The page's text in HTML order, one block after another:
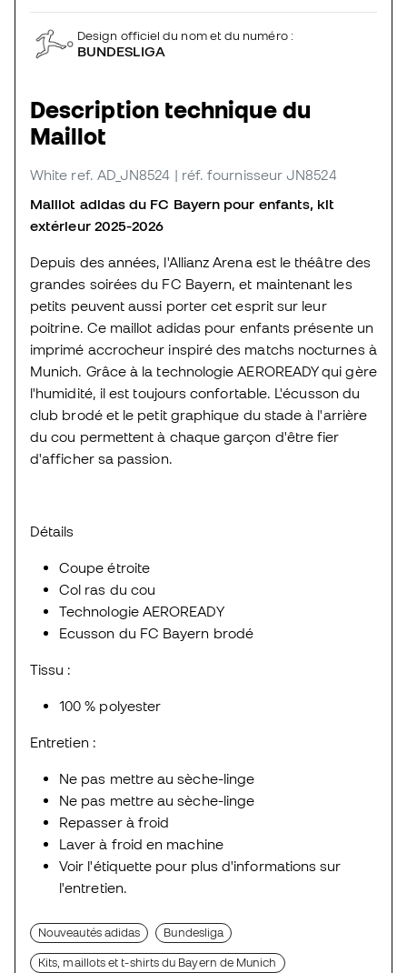
Design officiel du nom et du numéro :
BUNDESLIGA
Description technique du
Maillot
White ref. AD_JN8524 | réf. fournisseur JN8524
Maillot adidas du FC Bayern pour enfants, kit
extérieur 2025-2026
Depuis des années, l'Allianz Arena est le théâtre des
grandes soirées du FC Bayern, et maintenant les
petits peuvent aussi porter cet esprit sur leur
poitrine. Ce maillot adidas pour enfants présente un
imprimé accrocheur inspiré des matchs nocturnes à
Munich. Grâce à la technologie AEROREADY qui gère
l'humidité, il est toujours confortable. L'écusson du
club brodé et le petit graphique du stade à l'arrière
du cou permettent à chaque garçon d'être fier
d'afficher sa passion.
Détails
Coupe étroite
Col ras du cou
Technologie AEROREADY
Ecusson du FC Bayern brodé
Tissu :
100 % polyester
Entretien :
Ne pas mettre au sèche-linge
Ne pas mettre au sèche-linge
Repasser à froid
Laver à froid en machine
Voir l'étiquette pour plus d'informations sur
l'entretien.
Nouveautés adidas Bundesliga
Kits, maillots et t-shirts du Bayern de Munich